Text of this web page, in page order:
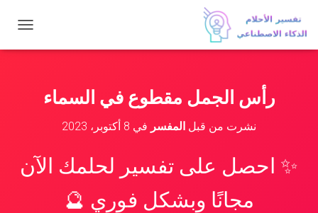
ب
ل
رأس الجمل مقطوع في السماء
نشرت من قبل المفسر في 8 أكتوبر، 2023
✨ احصل على تفسير لحلمك الآن
مجانًا وبشكل فوري 🔮